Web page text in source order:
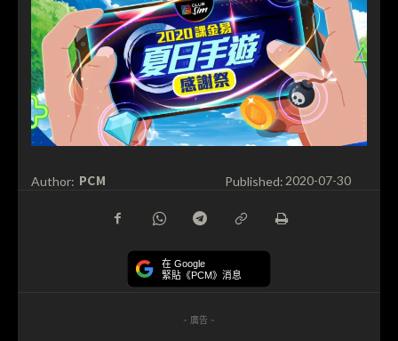
Author: PCM Published:2020-07-30
在 Google
緊貼《PCM》消息
- 廣告 -